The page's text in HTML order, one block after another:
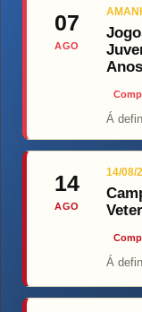
07
AGO
Á
14
AGO
14/08/
Á